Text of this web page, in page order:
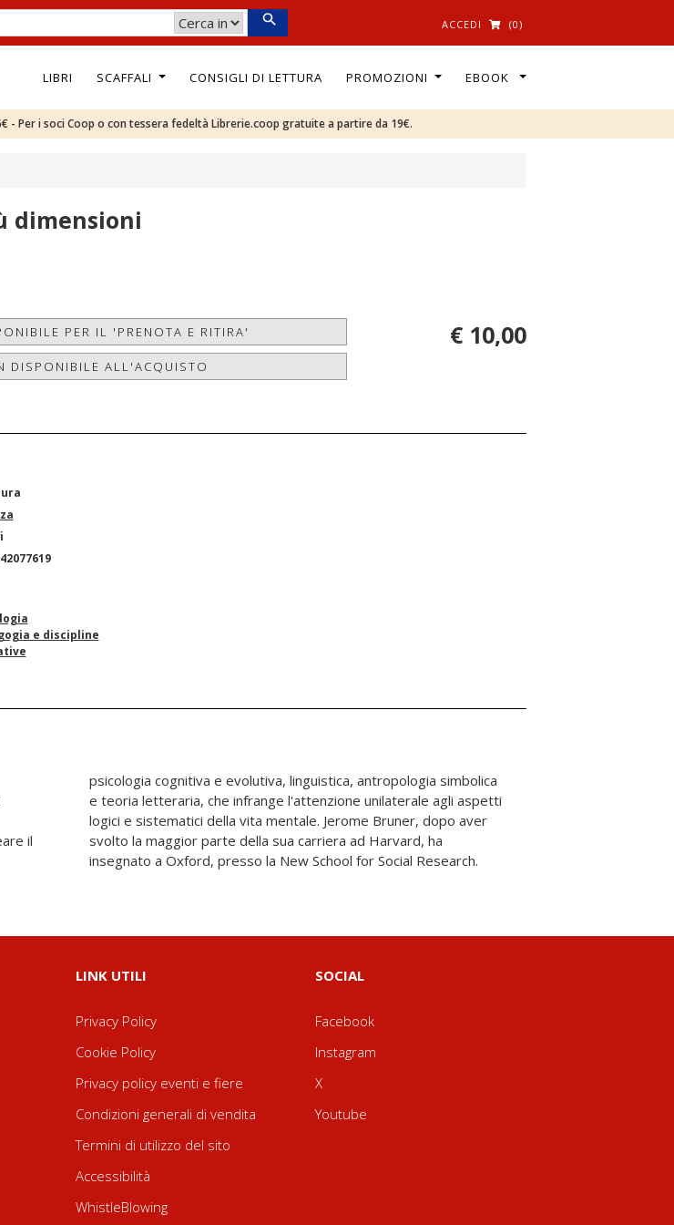
ACCEDI (0)
LIBRI SCAFFALI CONSIGLI DI LETTURA PROMOZIONI EBOOK
- Per i soci Coop o con tessera fedeltà Librerie.coop gratuite a partire da 19€.
dimensioni
PER IL 'PRENOTA E RITIRA'
DISPONIBILE ALL'ACQUISTO
€ 10,00
e discipline
il
ha
insegnato a Oxford, presso la New School for Social Research.
LINK UTILI
Privacy Policy
Cookie Policy
Privacy policy eventi e fiere
Condizioni generali di vendita
Termini di utilizzo del sito
Accessibilità
WhistleBlowing
SOCIAL
Facebook
Instagram
X
Youtube